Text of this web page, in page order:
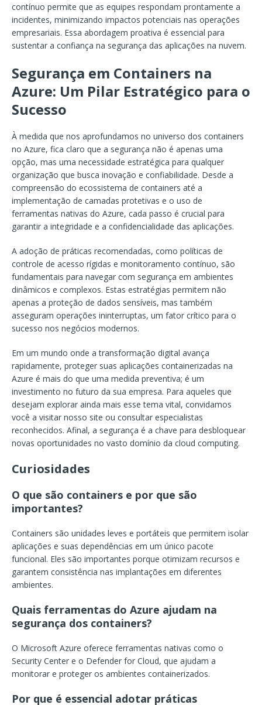
contínuo permite que as equipes respondam prontamente a
incidentes, minimizando impactos potenciais nas operações
empresariais. Essa abordagem proativa é essencial para
sustentar a confiança na segurança das aplicações na nuvem.
Segurança em Containers na
Azure: Um Pilar Estratégico para o
Sucesso
À medida que nos aprofundamos no universo dos containers
no Azure, fica claro que a segurança não é apenas uma
opção, mas uma necessidade estratégica para qualquer
organização que busca inovação e confiabilidade. Desde a
compreensão do ecossistema de containers até a
implementação de camadas protetivas e o uso de
ferramentas nativas do Azure, cada passo é crucial para
garantir a integridade e a confidencialidade das aplicações.
A adoção de práticas recomendadas, como políticas de
controle de acesso rígidas e monitoramento contínuo, são
fundamentais para navegar com segurança em ambientes
dinâmicos e complexos. Estas estratégias permitem não
apenas a proteção de dados sensíveis, mas também
asseguram operações ininterruptas, um fator crítico para o
sucesso nos negócios modernos.
Em um mundo onde a transformação digital avança
rapidamente, proteger suas aplicações containerizadas na
Azure é mais do que uma medida preventiva; é um
investimento no futuro da sua empresa. Para aqueles que
desejam explorar ainda mais esse tema vital, convidamos
você a visitar nosso site ou consultar especialistas
reconhecidos. Afinal, a segurança é a chave para desbloquear
novas oportunidades no vasto domínio da cloud computing.
Curiosidades
O que são containers e por que são
importantes?
Containers são unidades leves e portáteis que permitem isolar
aplicações e suas dependências em um único pacote
funcional. Eles são importantes porque otimizam recursos e
garantem consistência nas implantações em diferentes
ambientes.
Quais ferramentas do Azure ajudam na
segurança dos containers?
O Microsoft Azure oferece ferramentas nativas como o
Security Center e o Defender for Cloud, que ajudam a
monitorar e proteger os ambientes containerizados.
Por que é essencial adotar práticas